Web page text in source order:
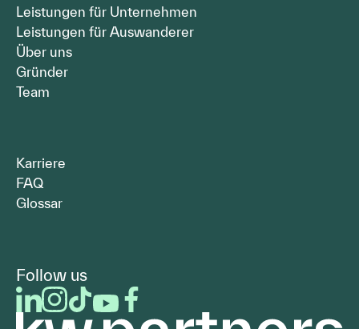
Leistungen für Unternehmen
Leistungen für Auswanderer
Über uns
Gründer
Team
Karriere
FAQ
Glossar
Follow us
LinkedInInstagram
Facebook
YoutubeFacebook